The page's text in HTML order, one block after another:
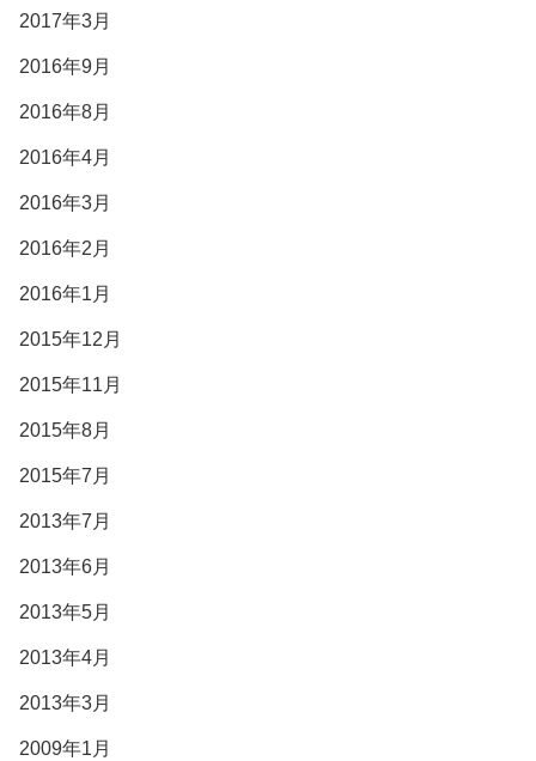
2017年3月
2016年9月
2016年8月
2016年4月
2016年3月
2016年2月
2016年1月
2015年12月
2015年11月
2015年8月
2015年7月
2013年7月
2013年6月
2013年5月
2013年4月
2013年3月
2009年1月